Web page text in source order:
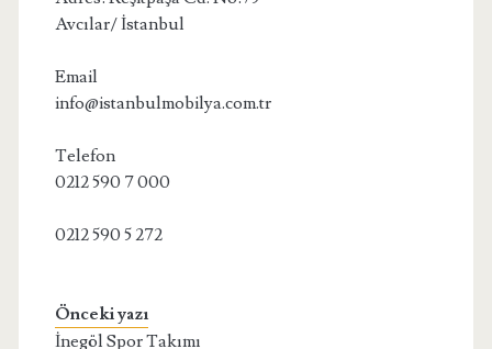
Avcılar/ İstanbul
Email
info@istanbulmobilya.com.tr
Telefon
0212 590 7 000
0212 590 5 272
Önceki yazı
İnegöl Spor Takımı